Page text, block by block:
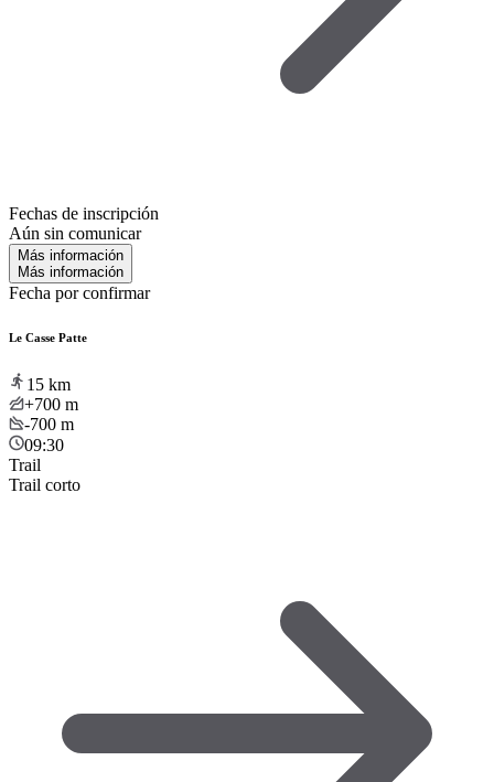
Fechas de inscripción
Aún sin comunicar
Más información
Más información
Fecha por confirmar
Le Casse Patte
15 km
+700 m
-700 m
09:30
Trail
Trail corto